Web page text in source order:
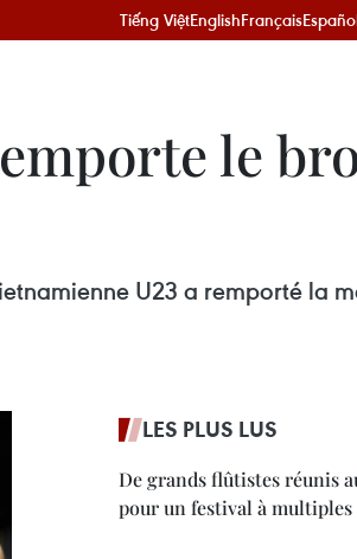
Tiếng ViệtEnglishFrançais
le
U23 a remporté la
LES PLUS LUS
De grands flûtistes réunis
pour un festival à multiples